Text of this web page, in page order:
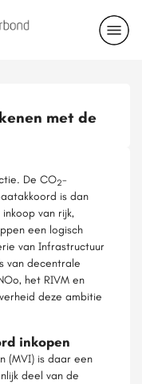
met de
De CO2-
is dan
van rijk,
een logisch
van Infrastructuur
van decentrale
het RIVM en
deze ambitie
inkopen
(MVI) is daar een
deel van de